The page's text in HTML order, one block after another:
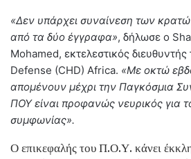
«Δεν υπάρχει συναίνεση των
από τα δύο έγγραφα», δήλωσε ο
Mohamed, εκτελεστικός
Defense (CHD) Africa. «Με οκτώ
απομένουν μέχρι την Παγκόσμια
ΠΟΥ είναι προφανώς νευρικός για
συμφωνίας».
Ο επικεφαλής του Π.Ο.Υ. κάνει